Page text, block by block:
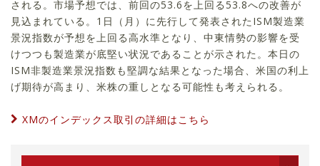
される。市場予想では、前回の53.6を上回る53.8への改善が
見込まれている。1日（月）に先行して発表されたISM製造業
景況指数が予想を上回る高水準となり、中東情勢の影響を受
けつつも製造業が底堅い状況であることが示された。本日の
ISM非製造業景況指数も堅調な結果となった場合、米国の利上
げ期待が高まり、米株の重しとなる可能性も考えられる。
XMのインデックス取引の詳細はこちら